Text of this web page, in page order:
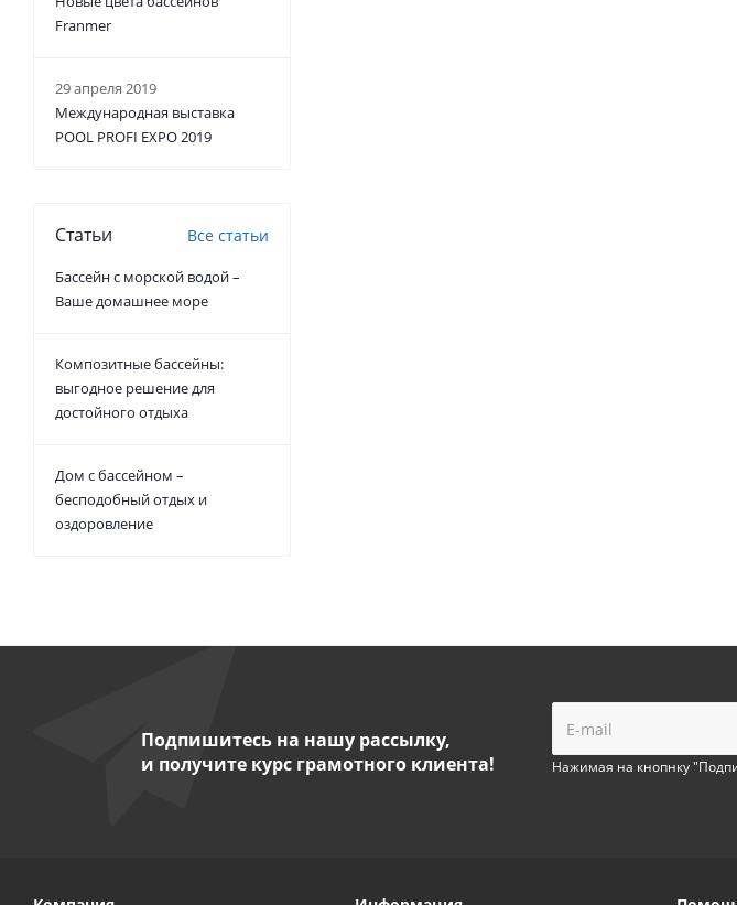
Franmer
29 апреля 2019
Международная выставка
POOL PROFI EXPO 2019
Статьи Все статьи
Бассейн с морской водой –
Ваше домашнее море
Композитные бассейны:
выгодное решение для
достойного отдыха
Дом с бассейном –
бесподобный отдых и
оздоровление
Подпишитесь на нашу рассылку,
и получите курс грамотного клиента!
Нажимая на кнопнку